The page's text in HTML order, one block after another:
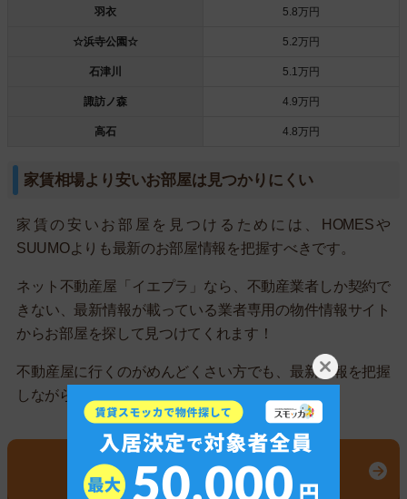
羽衣 5.8万円
☆浜寺公園☆ 5.2万円
石津川 5.1万円
諏訪ノ森 4.9万円
高石 4.8万円
家賃相場より安いお部屋は見つかりにくい
家賃の安いお部屋を見つけるためには、HOMESや
SUUMOよりも最新のお部屋情報を把握すべきです。
ネット不動産屋「イエプラ」なら、不動産業者しか契約で
きない、最新情報が載っている業者専用の物件情報サイト
からお部屋を探して見つけてくれます！
不動産屋に行くのがめんどくさい方でも、最新情報を把握
しながら不動産屋に相談できるので一石二鳥です！
検索で見つからないお部屋探します
イエプラの公式サイトはこちら